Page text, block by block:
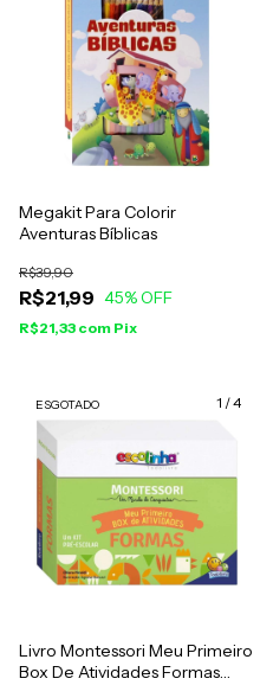
Megakit Para Colorir
Aventuras Bíblicas
R$21,99
R$39,90
45% OFF
R$21,33 com Pix
1 /4
ESGOTADO
Livro Montessori Meu Primeiro
Box De Atividades Formas